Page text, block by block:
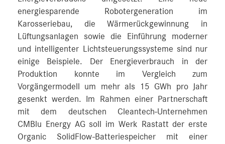
energiesparende Robotergeneration im
Karosseriebau, die Wärmerückgewinnung in
Lüftungsanlagen sowie die Einführung moderner
und intelligenter Lichtsteuerungssysteme sind nur
einige Beispiele. Der Energieverbrauch in der
Produktion konnte im Vergleich zum
Vorgängermodell um mehr als 15 GWh pro Jahr
gesenkt werden. Im Rahmen einer Partnerschaft
mit dem deutschen Cleantech-Unternehmen
CMBlu Energy AG soll im Werk Rastatt der erste
Organic SolidFlow-Batteriespeicher mit einer